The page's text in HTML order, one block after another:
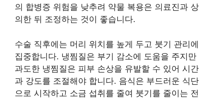
의 합병증 위험을 낮추려 약물 복용은 의료진과 상
의한 뒤 조정하는 것이 좋습니다.
수술 직후에는 머리 위치를 높게 두고 붓기 관리에
집중합니다. 냉찜질은 부기 감소에 도움을 주지만
과도한 냉찜질은 피부 손상을 유발할 수 있어 시간
과 강도를 조절해야 합니다. 음식은 부드러운 식단
으로 시작하고 소금 섭취를 줄여 붓기를 줄이는 전